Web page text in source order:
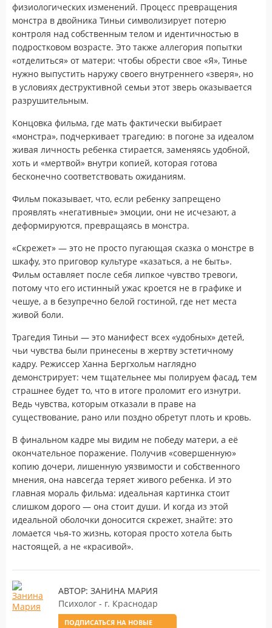
физиологических изменений. Процесс превращения
монстра в двойника Тиньи символизирует потерю
контроля над собственным телом и идентичностью в
подростковом возрасте. Это также аллегория попытки
«отделиться» от матери: чтобы обрести свое «Я», Тинье
нужно выпустить наружу своего внутреннего «зверя», но
в условиях деструктивной семьи этот зверь оказывается
разрушительным.
Концовка фильма, где мать фактически выбирает
«монстра», подчеркивает трагедию: в погоне за идеалом
живая личность ребенка стирается, заменяясь удобной,
хоть и «мертвой» внутри копией, которая готова
бесконечно соответствовать ожиданиям.
Фильм показывает, что, если ребенку запрещено
проявлять «негативные» эмоции, они не исчезают, а
деформируются, превращаясь в монстра.
«Скрежет» — это не просто пугающая сказка о монстре в
шкафу, это приговор культуре «казаться, а не быть».
Фильм оставляет после себя липкое чувство тревоги,
потому что его истинный ужас кроется не в графике и
чешуе, а в безупречно белой гостиной, где нет места
живой боли.
Трагедия Тиньи — это манифест всех «удобных» детей,
чьи чувства были принесены в жертву эстетичному
кадру. Режиссер Ханна Бергхольм наглядно
демонстрирует: чем тщательнее мы полируем фасад, тем
страшнее будет то, что в итоге проломит его изнутри.
Ведь чувства, которым отказали в праве на
существование, рано или поздно обретут плоть и кровь.
В финальном кадре мы видим не победу матери, а её
окончательное поражение. Получив «совершенную»
копию дочери, лишенную уязвимости и собственного
мнения, она навсегда теряет живого ребенка. И это
главная мораль фильма: идеальная картинка стоит
слишком дорого — она стоит души. И когда из этой
идеальной оболочки доносится скрежет, знайте: это
ломается чья-то жизнь, которая просто хотела быть
настоящей, а не «красивой».
АВТОР: ЗАНИНА МАРИЯ
Психолог - г. Краснодар
ПОДПИСАТЬСЯ НА НОВЫЕ